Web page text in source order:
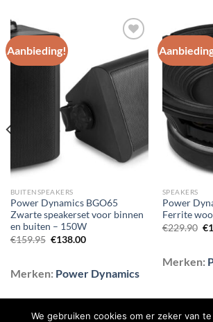
Aanbieding!
Toevoegen
aan
wenslijst
BUITENSPEAKERS
Power Dynamics BGO65
Zwarte speakerset voor binnen
en buiten – 150W
€159.95 Oorspronkelijke
€138.00Huidige
Merken: Power Dynamics
SPEAKERS
Power
Ferrite
€229.90 €
Merken:
We gebruiken cookies om er zeker van